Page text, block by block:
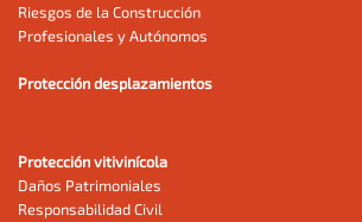
Riesgos de la Construcción
Profesionales y Autónomos
Protección desplazamientos
Protección vitivinícola
Daños Patrimoniales
Responsabilidad Civil